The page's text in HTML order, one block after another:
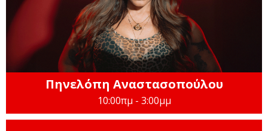
Πηνελόπη Αναστασοπούλου
10:00πμ - 3:00μμ